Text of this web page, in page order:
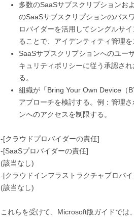
多数のSaaSサブスクリプションお
のSaaSサブスクリプションのパス
ロバイダーを活用してシングルサ
ることで、アイデンティティ管理
SaaSサブスクリプションへのユー
キュリティポリシーに従う承認さ
る。
組織が「Bring Your Own Device（
アプローチを検討する。例：管理
ンへのアクセスを制限する。
-[クラウドプロバイダーの責任]
-[SaaSプロバイダーの責任]
(該当なし)
-[クラウドインフラストラクチャプロバ
(該当なし)
これらを受けて、Microsoft版ガイドでは